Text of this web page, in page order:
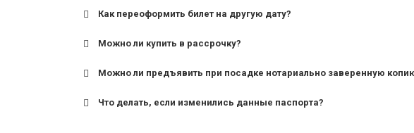
Как переоформить билет на другую дату?
Можно ли купить в рассрочку?
Можно ли предъявить при посадке нотариально заверенную
Что делать, если изменились данные паспорта?